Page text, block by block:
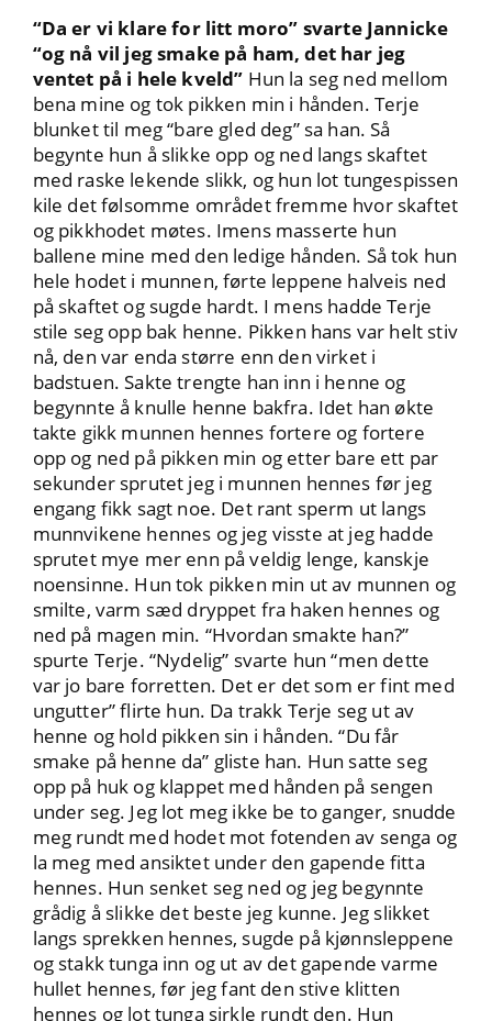
“Da er vi klare for litt moro” svarte Jannicke
“og nå vil jeg smake på ham, det har jeg
ventet på i hele kveld” Hun la seg ned mellom
bena mine og tok pikken min i hånden. Terje
blunket til meg “bare gled deg” sa han. Så
begynte hun å slikke opp og ned langs skaftet
med raske lekende slikk, og hun lot tungespissen
kile det følsomme området fremme hvor skaftet
og pikkhodet møtes. Imens masserte hun
ballene mine med den ledige hånden. Så tok hun
hele hodet i munnen, førte leppene halveis ned
på skaftet og sugde hardt. I mens hadde Terje
stile seg opp bak henne. Pikken hans var helt stiv
nå, den var enda større enn den virket i
badstuen. Sakte trengte han inn i henne og
begynnte å knulle henne bakfra. Idet han økte
takte gikk munnen hennes fortere og fortere
opp og ned på pikken min og etter bare ett par
sekunder sprutet jeg i munnen hennes før jeg
engang fikk sagt noe. Det rant sperm ut langs
munnvikene hennes og jeg visste at jeg hadde
sprutet mye mer enn på veldig lenge, kanskje
noensinne. Hun tok pikken min ut av munnen og
smilte, varm sæd dryppet fra haken hennes og
ned på magen min. “Hvordan smakte han?”
spurte Terje. “Nydelig” svarte hun “men dette
var jo bare forretten. Det er det som er fint med
ungutter” flirte hun. Da trakk Terje seg ut av
henne og hold pikken sin i hånden. “Du får
smake på henne da” gliste han. Hun satte seg
opp på huk og klappet med hånden på sengen
under seg. Jeg lot meg ikke be to ganger, snudde
meg rundt med hodet mot fotenden av senga og
la meg med ansiktet under den gapende fitta
hennes. Hun senket seg ned og jeg begynnte
grådig å slikke det beste jeg kunne. Jeg slikket
langs sprekken hennes, sugde på kjønnsleppene
og stakk tunga inn og ut av det gapende varme
hullet hennes, før jeg fant den stive klitten
hennes og lot tunga sirkle rundt den. Hun